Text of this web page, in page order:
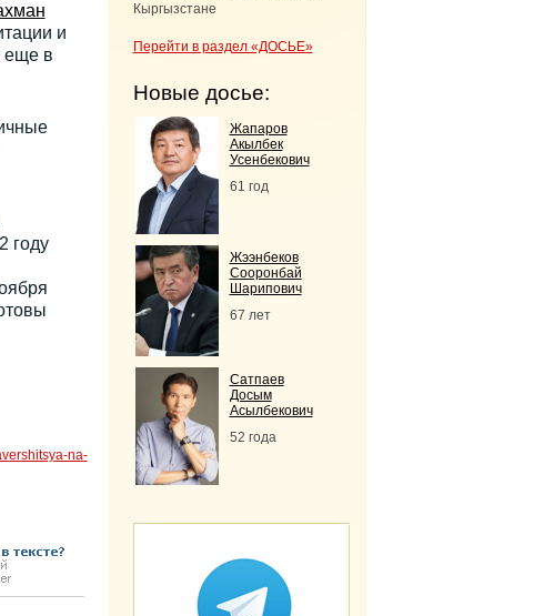
и
еще в
году
na-
Кыргызстане
Перейти в раздел «ДОСЬЕ»
Новые досье:
Жапаров
Акылбек
Усенбекович
61 год
Жээнбеков
Сооронбай
Шарипович
67 лет
Сатпаев
Досым
Асылбекович
52 года